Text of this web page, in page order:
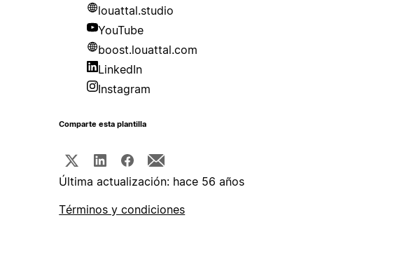
louattal.studio
YouTube
boost.louattal.com
LinkedIn
Instagram
Comparte esta plantilla
Última actualización: hace 56 años
Términos y condiciones